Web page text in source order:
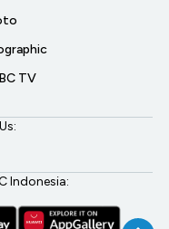
TV
Indonesia: